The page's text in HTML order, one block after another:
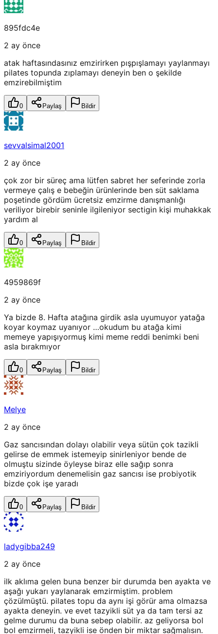
895fdc4e
2 ay önce
atak haftasındasınız emzirirken pışpışlamayı yaylanmayı
pilates topunda zıplamayı deneyin ben o şekilde
emzirebilmiştim
0 Paylaş Bildir
sevvalsimal2001
2 ay önce
çok zor bir süreç ama lütfen sabret her seferinde zorla
vermeye çalış e bebeğin ürünlerinde ben süt saklama
poşetinde gördüm ücretsiz emzirme danışmanlığı
veriliyor birebir seninle ilgileniyor sectigin kişi muhakkak
yardım al
0 Paylaş Bildir
4959869f
2 ay önce
Ya bizde 8. Hafta atağına girdik asla uyumuyor yatağa
koyar koymaz uyanıyor …okudum bu atağa kimi
memeye yapışıyormuş kimi meme reddi benimki beni
asla bırakmıyor
0 Paylaş Bildir
Melye
2 ay önce
Gaz sancısından dolayı olabilir veya sütün çok tazikli
gelirse de emmek istemeyip sinirleniyor bende de
olmuştu sizinde öyleyse biraz elle sağıp sonra
emziriyordum denemelisin gaz sancısı ise probiyotik
bizde çok işe yaradı
0 Paylaş Bildir
ladygibba249
2 ay önce
ilk aklıma gelen buna benzer bir durumda ben ayakta ve
aşağı yukarı yaylanarak emzirmiştim. problem
çözülmüştü. pilates topu da aynı işi görür ama olmazsa
ayakta deneyin. ve evet tazyikli süt ya da tam tersi az
gelme durumu da buna sebep olabilir. az geliyorsa bol
bol emzirmeli, tazyikli ise önden bir miktar sağmalısın.